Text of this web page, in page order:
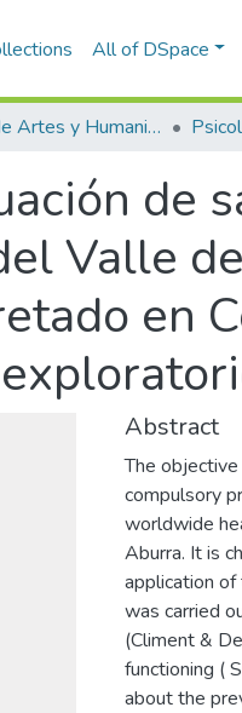
All of DSpace
Escuela de Artes y Humanidades
de
Valle
en
Abstract
The
compulsory
worldwide
Aburra. It is
application
was carried
(Climent &
functioning (
about the